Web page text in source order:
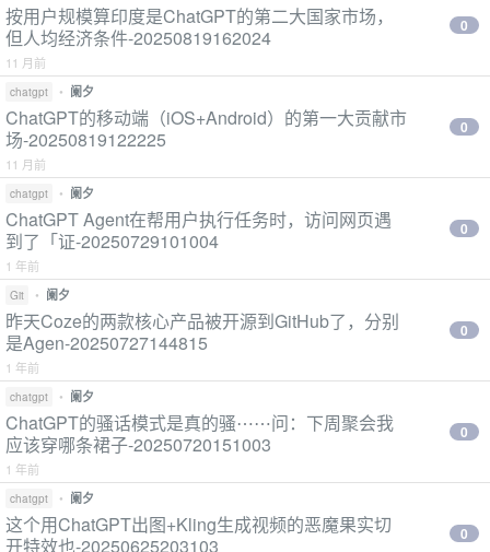
按用户规模算印度是ChatGPT的第二大国家市场，
但人均经济条件-20250819162024
11 月前
0
chatgpt • 阑夕
ChatGPT的移动端（iOS+Android）的第一大贡献市
场-20250819122225
11 月前
0
chatgpt • 阑夕
ChatGPT Agent在帮用户执行任务时，访问网页遇
到了「证-20250729101004
1 年前
0
Git • 阑夕
昨天Coze的两款核心产品被开源到GitHub了，分别
是Agen-20250727144815
1 年前
0
chatgpt • 阑夕
ChatGPT的骚话模式是真的骚⋯⋯问：下周聚会我
应该穿哪条裙子-20250720151003
1 年前
0
chatgpt • 阑夕
这个用ChatGPT出图+Kling生成视频的恶魔果实切
开特效也-20250625203103
0